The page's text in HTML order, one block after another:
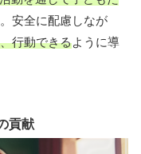
安全に配慮しなが
行動できるように導
貢献